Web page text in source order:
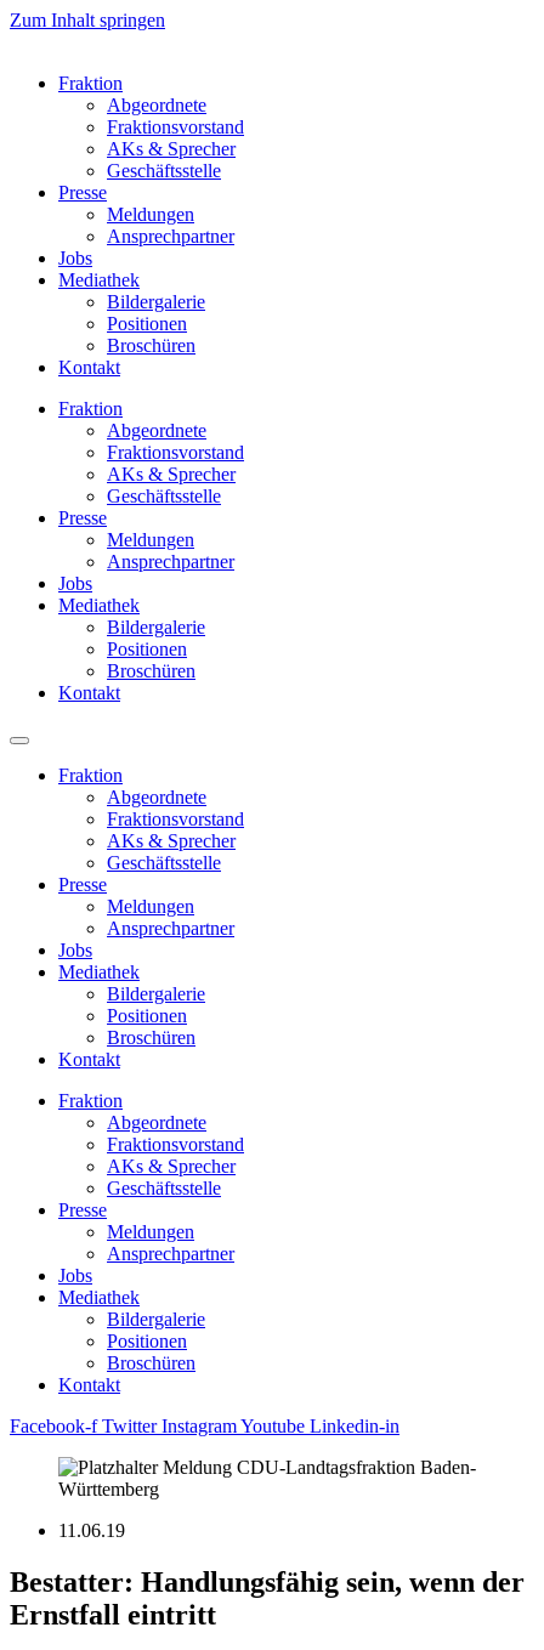
Zum Inhalt springen
Fraktion
Abgeordnete
Fraktions­vorstand
AKs & Sprecher
Geschäftsstelle
Presse
Meldungen
Ansprechpartner
Jobs
Mediathek
Bildergalerie
Positionen
Broschüren
Kontakt
Fraktion
Abgeordnete
Fraktions­vorstand
AKs & Sprecher
Geschäftsstelle
Presse
Meldungen
Ansprechpartner
Jobs
Mediathek
Bildergalerie
Positionen
Broschüren
Kontakt
Fraktion
Abgeordnete
Fraktions­vorstand
AKs & Sprecher
Geschäftsstelle
Presse
Meldungen
Ansprechpartner
Jobs
Mediathek
Bildergalerie
Positionen
Broschüren
Kontakt
Fraktion
Abgeordnete
Fraktions­vorstand
AKs & Sprecher
Geschäftsstelle
Presse
Meldungen
Ansprechpartner
Jobs
Mediathek
Bildergalerie
Positionen
Broschüren
Kontakt
Facebook-f Twitter InstagramYoutube Linkedin-in
11.06.19
Bestatter: Handlungsfähig sein, wenn der
Ernstfall eintritt